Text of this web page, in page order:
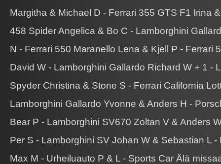
Margitha & Michael D - Ferrari 355 GTS F1 Irina
458 Spider Angelica & Bo C - Lamborghini
N - Ferrari 550 Maranello Lena & Kjell P - Ferrari
David W - Lamborghini Gallardo Richard W + 1 -
Spyder Christina & Stone S - Ferrari California
Lamborghini Gallardo Yvonne & Anders H -
Bear P - Lamborghini SV670 Zoltan V & Anders
Per S - Lamborghini SV Johan W & Sebastian L
Max M - Urheiluauto P & L - Sports Car Älä